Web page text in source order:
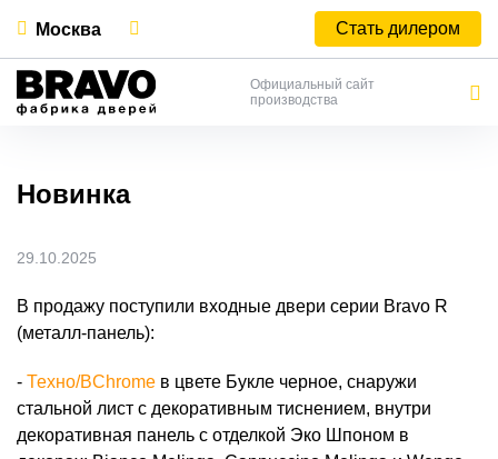
Москва Стать дилером
Официальный сайт
производства
Новинка
29.10.2025
В продажу поступили входные двери серии Bravo R
(металл-панель):
Техно/BChrome в цвете Букле черное, снаружи
стальной лист с декоративным тиснением, внутри
декоративная панель с отделкой Эко Шпоном в